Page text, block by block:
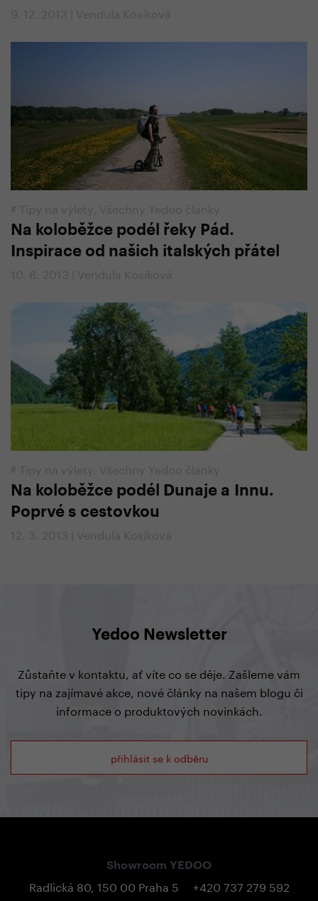
9. 12. 2013 | Vendula Kosíková
# Tipy na výlety Všechny Yedoo články
Na koloběžce podél řeky Pád.
Inspirace od našich italských přátel
10. 6. 2013 | Vendula Kosíková
# Tipy na výlety Všechny Yedoo články
Na koloběžce podél Dunaje a Innu.
Poprvé s cestovkou
12. 3. 2013 | Vendula Kosíková
Yedoo Newsletter
Zůstaňte v kontaktu, ať víte co se děje. Zašleme vám
tipy na zajímavé akce, nové články na našem blogu či
informace o produktových novinkách.
přihlásit se k odběru
Showroom YEDOO
Radlická 80, 150 00 Praha 5
+420 737 279 592